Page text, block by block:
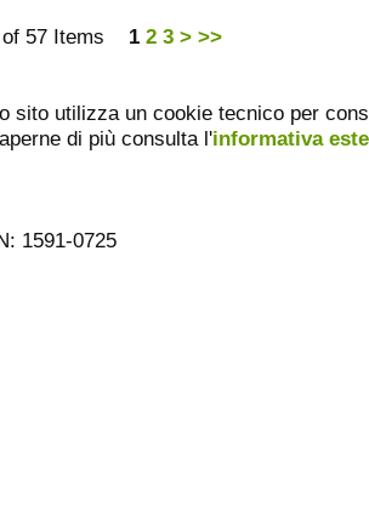
of 57 Items 1 2 3 > >>
sito utilizza un cookie tecnico per
di più consulta l'informativa
1591-0725